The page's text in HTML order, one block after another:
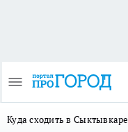
Куда сходить в Сыктывкаре